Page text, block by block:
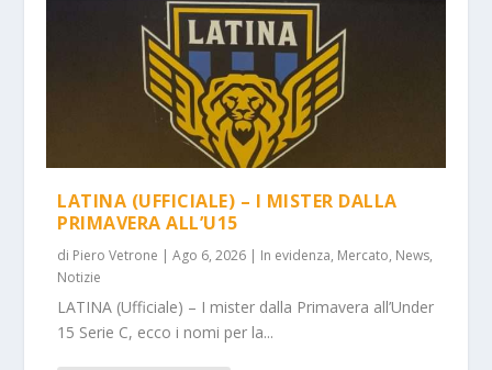
LATINA (UFFICIALE) – I MISTER DALLA
PRIMAVERA ALL’U15
di Piero Vetrone |Ago 6, 2026 | In evidenza, Mercato, News,
Notizie
LATINA (Ufficiale) – I mister dalla Primavera all’Under
15 Serie C, ecco i nomi per la...